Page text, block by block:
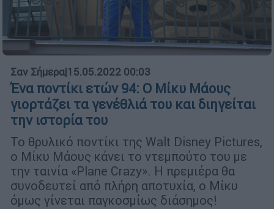
Σαν Σήμερα|15.05.2022 00:03
Ένα ποντίκι ετών 94: Ο Μίκυ Μάους
γιορτάζει τα γενέθλιά του και διηγείται
την ιστορία του
Το θρυλικό ποντίκι της Walt Disney Pictures,
ο Μίκυ Μάους κάνει το ντεμπούτο του με
την ταινία «Plane Crazy». Η πρεμιέρα θα
συνοδευτεί από πλήρη αποτυχία, ο Μίκυ
όμως γίνεται παγκοσμίως διάσημος!